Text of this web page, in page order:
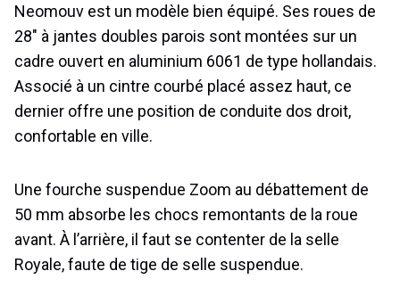
Neomouv est un modèle bien équipé. Ses roues de
28″ à jantes doubles parois sont montées sur un
cadre ouvert en aluminium 6061 de type hollandais.
Associé à un cintre courbé placé assez haut, ce
dernier offre une position de conduite dos droit,
confortable en ville.
Une fourche suspendue Zoom au débattement de
50 mm absorbe les chocs remontants de la roue
avant. À l’arrière, il faut se contenter de la selle
Royale, faute de tige de selle suspendue.